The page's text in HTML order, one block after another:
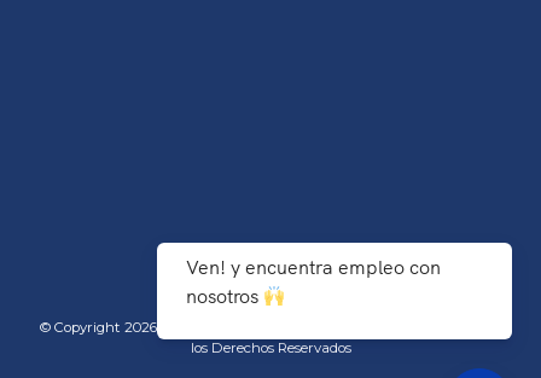
Ven! y encuentra empleo con
nosotros
© Copyright 2026 TecNM/Instituto Tecnológico de Agua Prieta - Todos
los Derechos Reservados